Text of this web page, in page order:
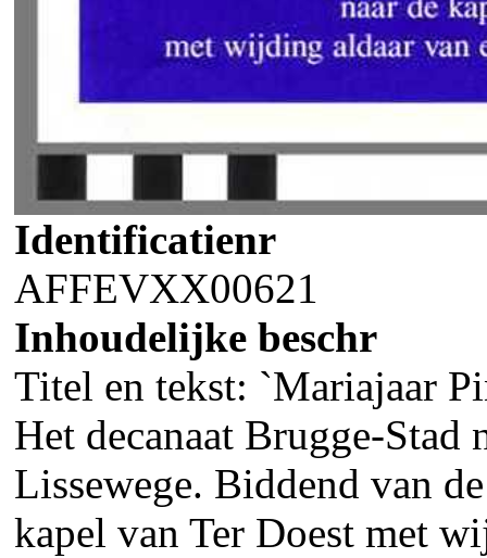
Identificatienr
AFFEVXX00621
Inhoudelijke beschr
Titel en tekst: `Mariajaar
Het decanaat Brugge-Stad
Lissewege. Biddend van
kapel van Ter Doest met